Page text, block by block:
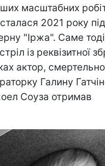
масштабних
2021 року
"Іржа". Саме
із реквізитної
актор, смертельно
Галину
Соуза отримав